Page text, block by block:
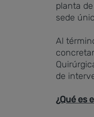
planta
sede
Al
de
¿Qué es